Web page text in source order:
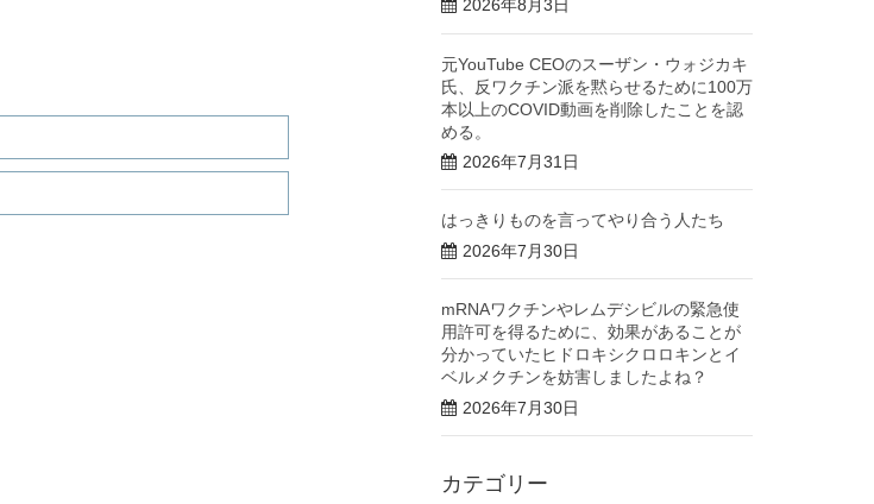
2026年8月3日
元YouTube CEOのスーザン・ウォジカキ
氏、反ワクチン派を黙らせるために100万
本以上のCOVID動画を削除したことを認
める。
2026年7月31日
はっきりものを言ってやり合う人たち
2026年7月30日
mRNAワクチンやレムデシビルの緊急使
用許可を得るために、効果があることが
分かっていたヒドロキシクロロキンとイ
ベルメクチンを妨害しましたよね？
2026年7月30日
カテゴリー